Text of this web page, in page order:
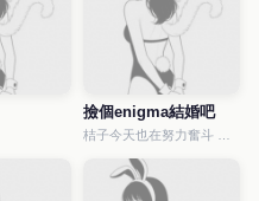
撿個enigma結婚吧